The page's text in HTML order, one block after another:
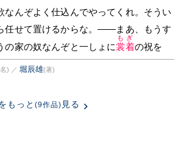
なんぞよく仕込んでやってくれ。そうい
任せて置けるからな。——まあ、もうす
の家の奴なんぞと一しょに裳着
もぎ
の祝を
) ／ 堀辰雄(著)
もっと (9作品) 見る